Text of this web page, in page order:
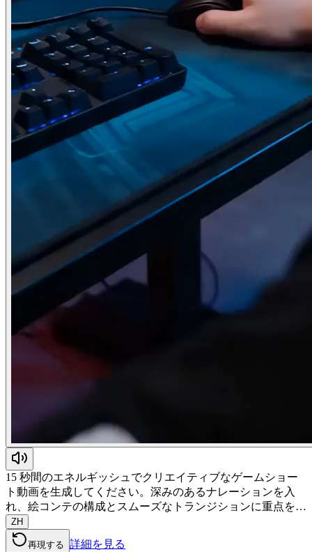
15 秒間のエネルギッシュでクリエイティブなゲームショー
ト動画を生成してください。深みのあるナレーションを入
れ、絵コンテの構成とスムーズなトランジションに重点を…
ZH
再現する 詳細を見る